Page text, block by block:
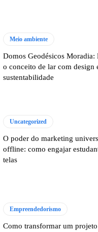
Meio ambiente
Domos Geodésicos Moradia:
o conceito de lar com design
sustentabilidade
Uncategorized
O poder do marketing
offline: como engajar
telas
Empreendedorismo
Como transformar um